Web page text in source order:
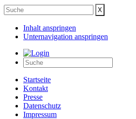
Inhalt anspringen
Unternavigation anspringen
Startseite
Kontakt
Presse
Datenschutz
Impressum